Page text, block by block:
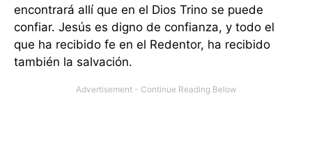
encontrará allí que en el Dios Trino se puede
confiar. Jesús es digno de confianza, y todo el
que ha recibido fe en el Redentor, ha recibido
también la salvación.